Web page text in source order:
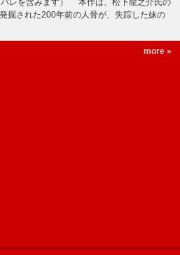
掘された200年前の人骨が、失踪した妹の
more »